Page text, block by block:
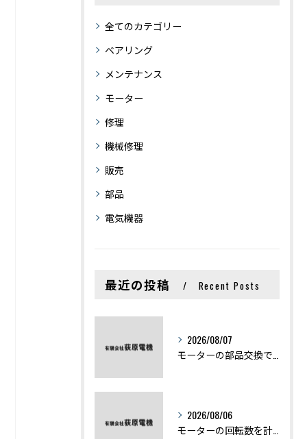
全てのカテゴリー
ベアリング
メンテナンス
モーター
修理
機械修理
販売
部品
電気機器
最近の投稿 Recent Posts
2026/08/07
2026/08/06